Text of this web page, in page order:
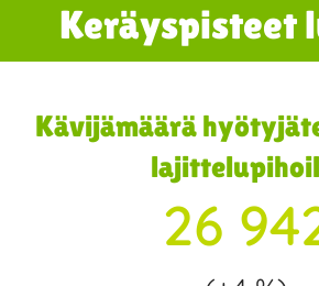
Keräyspisteet
Kävijämäärä
26